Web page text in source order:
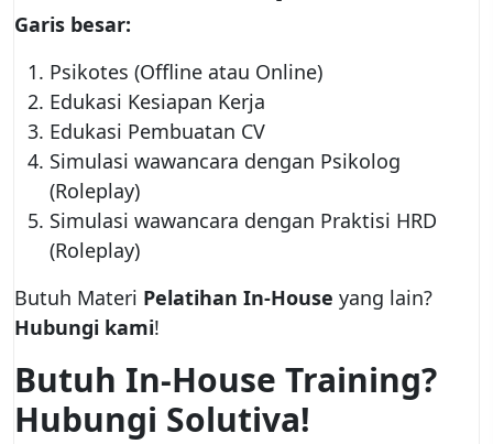
Garis besar:
Psikotes (Offline atau Online)
Edukasi Kesiapan Kerja
Edukasi Pembuatan CV
Simulasi wawancara dengan Psikolog
(Roleplay)
Simulasi wawancara dengan Praktisi HRD
(Roleplay)
Butuh Materi Pelatihan In-House yang lain?
Hubungi kami!
Butuh In-House Training?
Hubungi Solutiva!